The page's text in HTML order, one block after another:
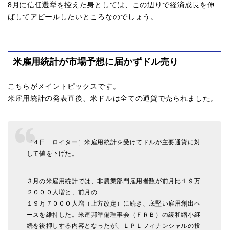
8月に信任選挙を控えた身としては、この辺りで経済成長を伸
ばしてアピールしたいところなのでしょう。
米雇用統計が市場予想に届かずドル売り
こちらがメイントピックスです。
米雇用統計の発表直後、米ドルは全ての通貨で売られました。
［４日 ロイター］米雇用統計を受けてドルが主要通貨に対
して値を下げた。
３月の米雇用統計では、非農業部門雇用者数が前月比１９万
２０００人増と、前月の
１９万７０００人増（上方改定）に続き、底堅い雇用創出ペ
ースを維持した。米連邦準備理事会（ＦＲＢ）の緩和縮小継
続を後押しする内容となったが、ＬＰＬフィナンシャルの投